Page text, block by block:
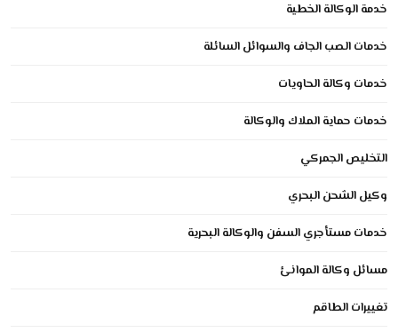
خدمة الوكالة الخطية
خدمات الصب الجاف والسوائل السائلة
خدمات وكالة الحاويات
خدمات حماية الملاك والوكالة
التخليص الجمركي
وكيل الشحن البحري
خدمات مستأجري السفن والوكالة البحرية
مسائل وكالة الموانئ
تغييرات الطاقم